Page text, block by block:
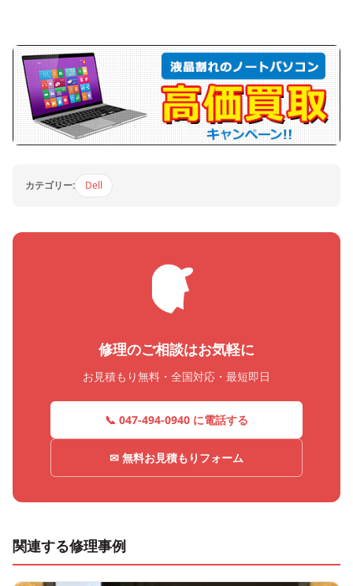
カテゴリー: Dell
修理のご相談はお気軽に
お見積もり無料・全国対応・最短即日
📞 047-494-0940 に電話する
✉ 無料お見積もりフォーム
関連する修理事例